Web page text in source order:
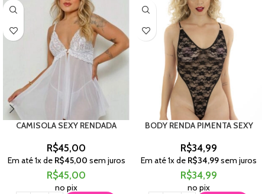
CAMISOLA SEXY RENDADA
R$45,00
Em até1x de R$45,00 sem juros
R$45,00
no pix
BODY RENDA PIMENTA SEXY
R$34,99
Em até1x de R$34,99sem juros
R$34,99
no pix